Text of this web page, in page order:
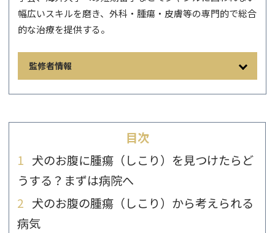
幅広いスキルを磨き、外科・腫瘍・皮膚等の専門的で総合
的な治療を提供する。
監修者情報
目次
1 犬のお腹に腫瘍（しこり）を見つけたらど
うする？まずは病院へ
2 犬のお腹の腫瘍（しこり）から考えられる
病気